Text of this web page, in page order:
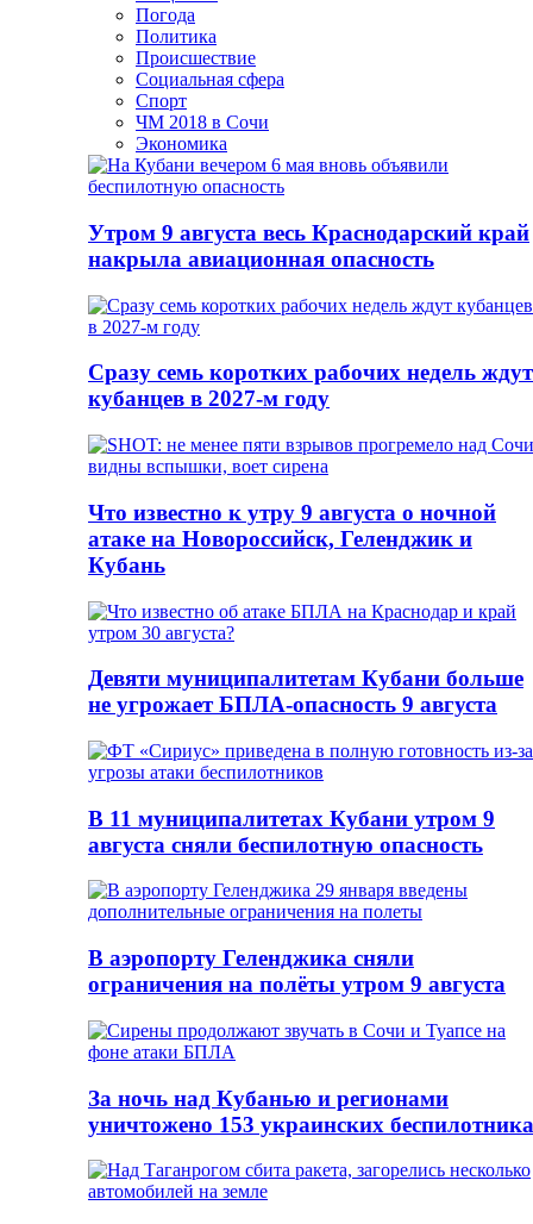
Погода
Политика
Происшествие
Социальная сфера
Спорт
ЧМ 2018 в Сочи
Экономика
Утром 9 августа весь Краснодарский край
накрыла авиационная опасность
Сразу семь коротких рабочих недель ждут
кубанцев в 2027-м году
Что известно к утру 9 августа о ночной
атаке на Новороссийск, Геленджик и
Кубань
Девяти муниципалитетам Кубани больше
не угрожает БПЛА-опасность 9 августа
В 11 муниципалитетах Кубани утром 9
августа сняли беспилотную опасность
В аэропорту Геленджика сняли
ограничения на полёты утром 9 августа
За ночь над Кубанью и регионами
уничтожено 153 украинских беспилотника